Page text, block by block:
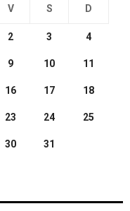
V S D
2 3 4
9 10 11
16 17 18
23 24 25
30
31